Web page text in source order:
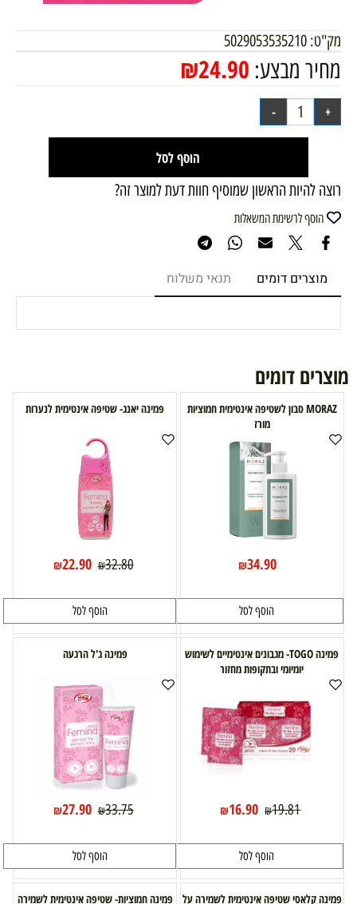
מק"ט: 5029053535210
מחיר מבצע: ₪24.90
הוסף לסל
רוצה להיות הראשון שמוסיף חוות דעת למוצר זה?
הוסף לרשימת המשאלות
מוצרים דומים תנאי משלוח
מוצרים דומים
MORAZ סבון לשטיפה אינטימית חמוציות
מורז
₪34.90
הוסף לסל
פמינה יאנג- שטיפה אינטימית לנערות
₪32.80
₪22.90
הוסף לסל
פמינה TOGO- מגבונים אינטימיים לשימוש
יומיומי ובתקופות מחזור
₪19.81
₪16.90
הוסף לסל
פמינה ג'ל הרגעה
₪33.75
₪27.90
הוסף לסל
פמינה קלאסי שטיפה אינטימית לשמירה על פמינה חמוציות- שטיפה אינטימית לשמירה